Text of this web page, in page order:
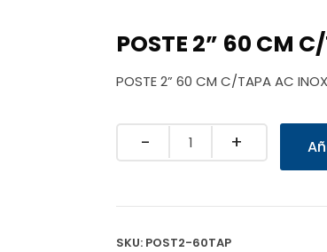
POSTE 2” 60 CM
POSTE 2” 60 CM C/TAPA AC
Quantity
SKU: POST2-60TAP